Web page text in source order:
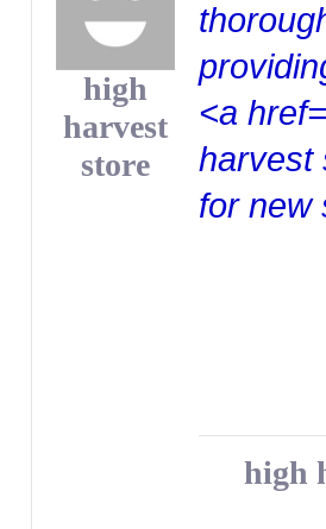
high
harvest
store
<a
harvest
for new
high